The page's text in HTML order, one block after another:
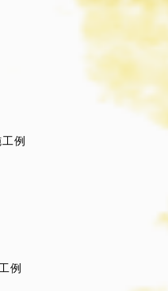
例
例